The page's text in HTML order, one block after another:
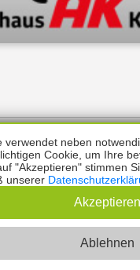
Impressum
Copyright ©
verwendet neben
Cookie, um Ihre
"Akzeptieren" stimmen
unserer
Akzeptieren
Ablehnen